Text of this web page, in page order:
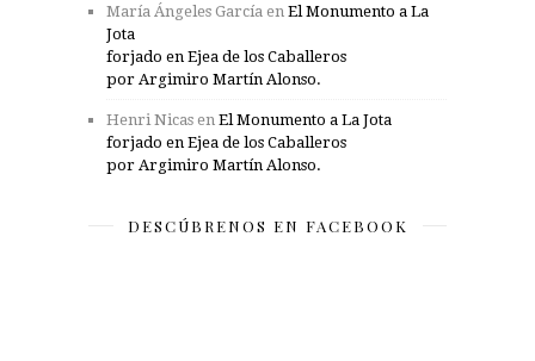
María Ángeles García en El Monumento a La
Jota
forjado en Ejea de los Caballeros
por Argimiro Martín Alonso.
Henri Nicas en El Monumento a La Jota
forjado en Ejea de los Caballeros
por Argimiro Martín Alonso.
DESCÚBRENOS EN FACEBOOK